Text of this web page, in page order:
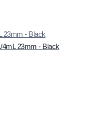
4mL 23mm - Black